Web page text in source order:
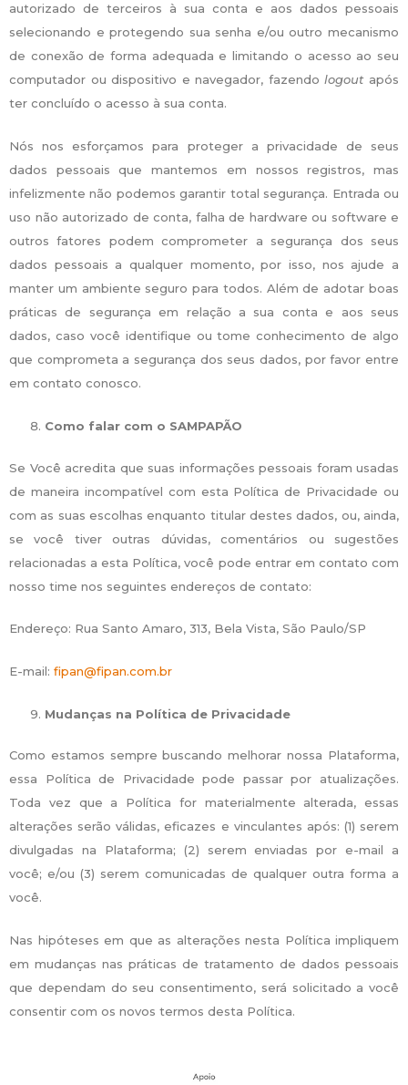
autorizado de terceiros à sua conta e aos dados pessoais
selecionando e protegendo sua senha e/ou outro mecanismo
de conexão de forma adequada e limitando o acesso ao seu
computador ou dispositivo e navegador, fazendologoutapós
ter concluído o acesso à sua conta.
Nós nos esforçamos para proteger a privacidade de seus
dados pessoais que mantemos em nossos registros, mas
infelizmente não podemos garantir total segurança. Entrada ou
uso não autorizado de conta, falha de hardware ou software e
outros fatores podem comprometer a segurança dos seus
dados pessoais a qualquer momento, por isso, nos ajude a
manter um ambiente seguro para todos. Além de adotar boas
práticas de segurança em relação a sua conta e aos seus
dados, caso você identifique ou tome conhecimento de algo
que comprometa a segurança dos seus dados, por favor entre
em contato conosco.
Como falar com o SAMPAPÃO
Se Você acredita que suas informações pessoais foram usadas
de maneira incompatível com esta Política de Privacidade ou
com as suas escolhas enquanto titular destes dados, ou, ainda,
se você tiver outras dúvidas, comentários ou sugestões
relacionadas a esta Política, você pode entrar em contato com
nosso time nos seguintes endereços de contato:
Endereço: Rua Santo Amaro, 313, Bela Vista, São Paulo/SP
E-mail: fipan@fipan.com.br
Mudanças na Política de Privacidade
Como estamos sempre buscando melhorar nossa Plataforma,
essa Política de Privacidade pode passar por atualizações.
Toda vez que a Política for materialmente alterada, essas
alterações serão válidas, eficazes e vinculantes após: (1) serem
divulgadas na Plataforma; (2) serem enviadas por e-mail a
você; e/ou (3) serem comunicadas de qualquer outra forma a
você.
Nas hipóteses em que as alterações nesta Política impliquem
em mudanças nas práticas de tratamento de dados pessoais
que dependam do seu consentimento, será solicitado a você
consentir com os novos termos desta Política.